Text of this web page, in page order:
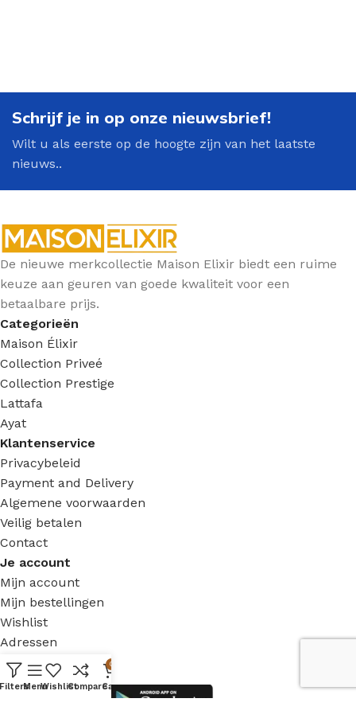
Schrijf je in op onze nieuwsbrief!
Wilt u als eerste op de hoogte zijn van het laatste
nieuws..
De nieuwe merkcollectie Maison Elixir biedt een ruime
keuze aan geuren van goede kwaliteit voor een
betaalbare prijs.
Categorieën
Maison Élixir
Collection Priveé
Collection Prestige
Lattafa
Ayat
Klantenservice
Privacybeleid
Payment and Delivery
Algemene voorwaarden
Veilig betalen
Contact
Je account
Mijn account
Mijn bestellingen
Wishlist
Adressen
Available On:
FiltersMenuWishlistCompare
0
Cart